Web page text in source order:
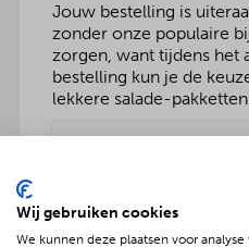
Jouw bestelling is
zonder onze populaire
zorgen, want tijdens het
bestelling kun je de
lekkere salade-
Vers fruitsalade
Wij gebruiken cookies
We kunnen deze plaatsen voor